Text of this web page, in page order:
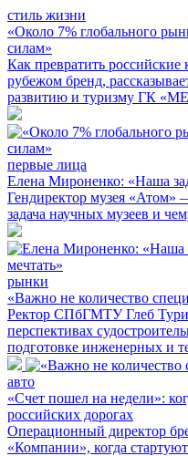
стиль жизни
«Около 7% глобального
силам»
Как превратить
рубежом бренд,
развитию и туризму ГК
первые лица
Елена Мироненко: «Наша
Гендиректор музея «Атом»
задача научных музеев и
рынки
«Важно не количество
Ректор СПбГМТУ Глеб
перспективах
подготовке инженерных и
авто
«Счет пошел на недели»:
российских дорогах
Операционный директор
«Компании», когда